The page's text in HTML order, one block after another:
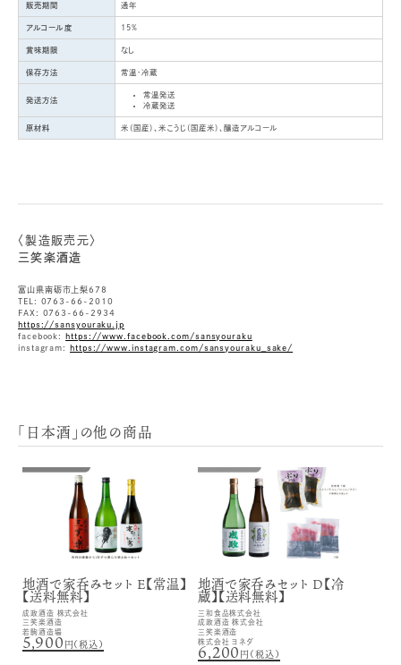
販売期間 通年
アルコール度 15%
賞味期限 なし
保存方法 常温・冷蔵
発送方法
常温発送
冷蔵発送
原材料 米（国産）、米こうじ（国産米）、醸造アルコール
〈製造販売元〉
三笑楽酒造
富山県南砺市上梨678
TEL: 0763-66-2010
FAX: 0763-66-2934
https://sansyouraku.jp
facebook: https://www.facebook.com/sansyouraku
instagram:
https://www.instagram.com/sansyouraku_sake/
「日本酒」の他の商品
地酒で家呑みセット E【常温】
【送料無料】
成政酒造 株式会社
三笑楽酒造
若駒酒造場
5,900 円（税込）
地酒で家呑みセット D【冷
蔵】【送料無料】
三和食品株式会社
成政酒造 株式会社
三笑楽酒造
株式会社 ヨネダ
6,200 円（税込）